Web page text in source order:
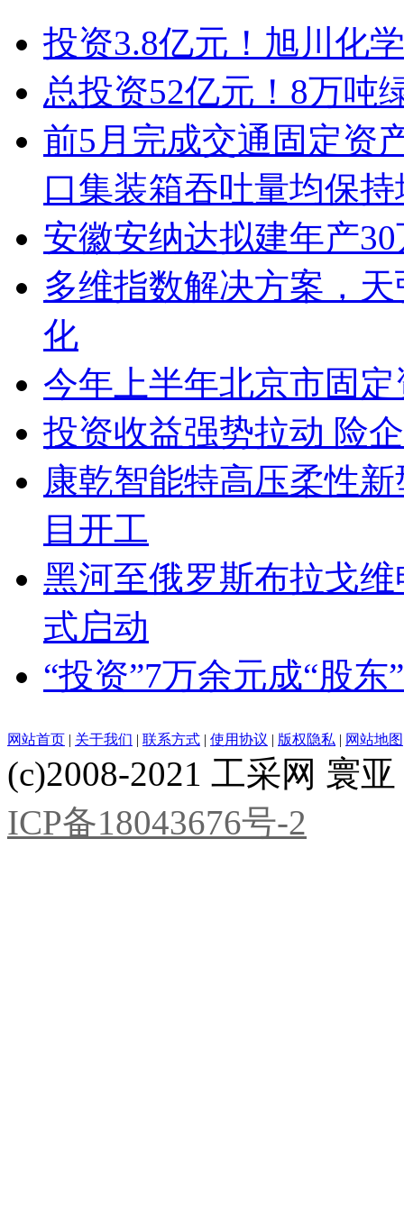
投资3.8亿元！旭川化
总投资52亿元！8万吨
前5月完成交通固定资
口集装箱吞吐量均保
安徽安纳达拟建年产
多维指数解决方案，
化
今年上半年北京市固
投资收益强势拉动 险
康乾智能特高压柔性
目开工
黑河至俄罗斯布拉戈
式启动
“投资”7万余元成“股
网站首页 | 关于我们 | 联系方式 | 使用协议 | 版权隐私 | 网站地图
(c)2008-2021 工采网 寰
ICP备18043676号-2